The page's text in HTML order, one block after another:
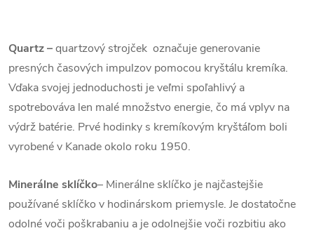
Quartz–quartzový strojček označuje generovanie
presných časových impulzov pomocou kryštálu kremíka.
Vďaka svojej jednoduchosti je veľmi spoľahlivý a
spotrebováva len malé množstvo energie, čo má vplyv na
výdrž batérie. Prvé hodinky s kremíkovým kryštáľom boli
vyrobené v Kanade okolo roku 1950.
Minerálne sklíčko– Minerálne sklíčko je najčastejšie
používané sklíčko v hodinárskom priemysle. Je dostatočne
odolné voči poškrabaniu a je odolnejšie voči rozbitiu ako